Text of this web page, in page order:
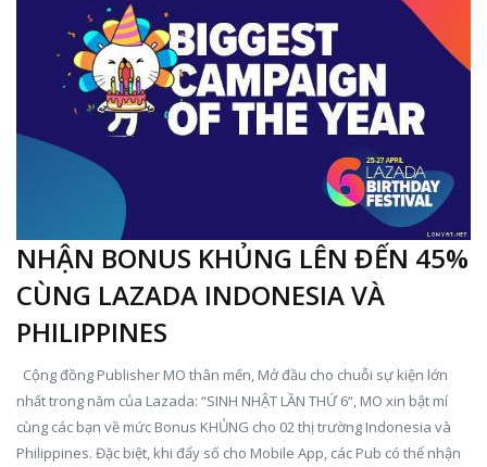
NHẬN BONUS KHỦNG LÊN ĐẾN 45%
CÙNG LAZADA INDONESIA VÀ
PHILIPPINES
Cộng đồng Publisher MO thân mến, Mở đầu cho chuỗi sự kiện lớn
nhất trong năm của Lazada: “SINH NHẬT LẦN THỨ 6“, MO xin bật mí
cùng các bạn về mức Bonus KHỦNG cho 02 thị trường Indonesia và
Philippines. Đặc biệt, khi đẩy số cho Mobile App, các Pub có thể nhận